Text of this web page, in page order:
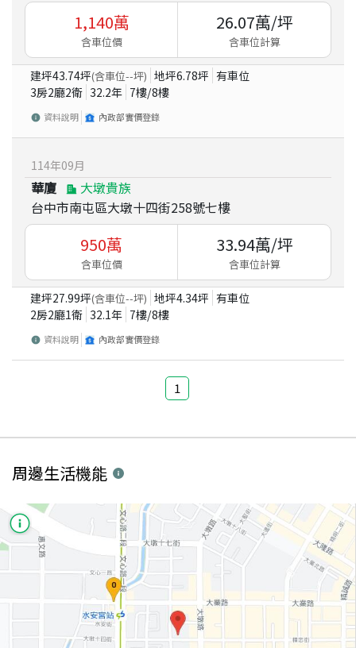
1,140萬
含車位價
26.07萬/坪
含車位計算
建坪43.74坪(含車位--坪) 地坪6.78坪 有車位
3房2廳2衛 32.2年 7樓/8樓
資料說明 內政部實價登錄
114年09月
華廈
大墩貴族
台中市南屯區大墩十四街258號七樓
950萬
含車位價
33.94萬/坪
含車位計算
建坪27.99坪(含車位--坪) 地坪4.34坪 有車位
2房2廳1衛 32.1年 7樓/8樓
資料說明 內政部實價登錄
1
周邊生活機能